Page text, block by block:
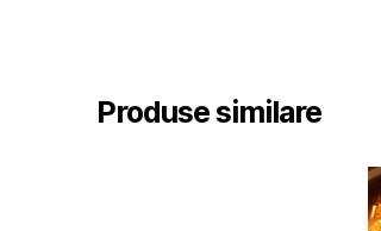
Produse similare